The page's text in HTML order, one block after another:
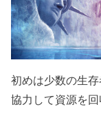
初めは少数の生
協力して資源を